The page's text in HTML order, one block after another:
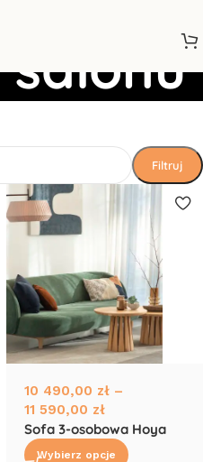
Filtruj
10 490,00 zł –
11 590,00 zł
Sofa 3-osobowa Hoya
Wybierz opcje